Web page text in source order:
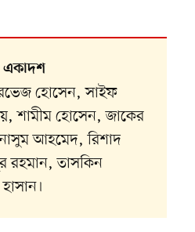
একাদশ
হোসেন, সাইফ
শামীম হোসেন, জাকের
আহমেদ, রিশাদ
রহমান, তাসকিন